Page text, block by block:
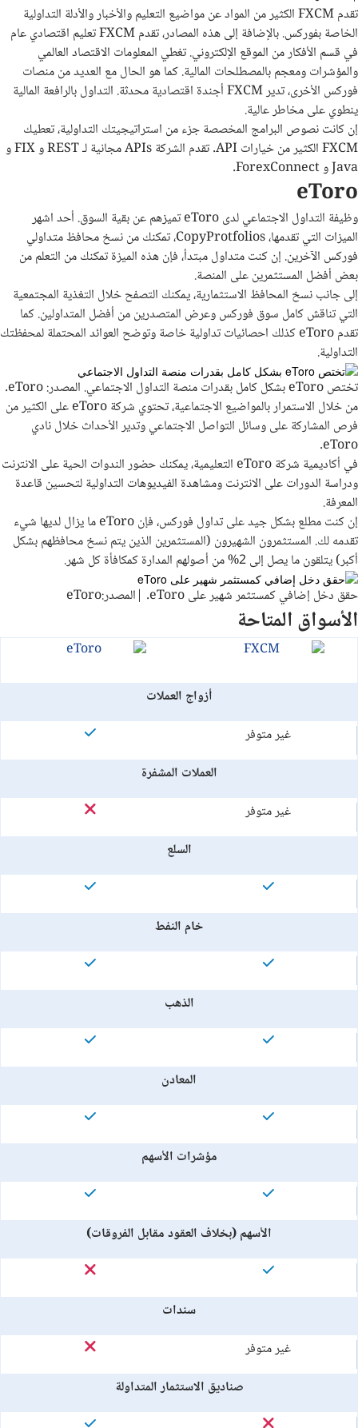
تقدم FXCM الكثير من المواد عن مواضيع التعليم والأخبار والأدلة التداولية
الخاصة بفوركس. بالإضافة إلى هذه المصادر، تقدم FXCM تعليم اقتصادي عام
في قسم الأفكار من الموقع الإلكتروني. تغطي المعلومات الاقتصاد العالمي
والمؤشرات ومعجم بالمصطلحات المالية. كما هو الحال مع العديد من منصات
فوركس الأخرى، تدير FXCM أجندة اقتصادية محدثة. التداول بالرافعة المالية
ينطوي على مخاطر عالية.
إن كانت نصوص البرامج المخصصة جزء من استراتيجيتك التداولية، تعطيك
FXCM الكثير من خيارات API. تقدم الشركة APIs مجانية لـ REST و FIX و
Java و ForexConnect.
eToro
وظيفة التداول الاجتماعي لدى eToro تميزهم عن بقية السوق. أحد اشهر
الميزات التي تقدمها، CopyProtfolios، تمكنك من نسخ محافظ متداولي
فوركس الآخرين. إن كنت متداول مبتدأ، فإن هذه الميزة تمكنك من التعلم من
بعض أفضل المستثمرين على المنصة.
إلى جانب نسخ المحافظ الاستثمارية، يمكنك التصفح خلال التغذية المجتمعية
التي تناقش كامل سوق فوركس وعرض المتصدرين من أفضل المتداولين. كما
تقدم eToro كذلك احصائيات تداولية خاصة وتوضح العوائد المحتملة لمحفظتك
التداولية.
تختص eToro بشكل كامل بقدرات منصة التداول الاجتماعي. المصدر: eToro.
من خلال الاستمرار بالمواضيع الاجتماعية، تحتوي شركة eToro على الكثير من
فرص المشاركة على وسائل التواصل الاجتماعي وتدير الأحداث خلال نادي
eToro.
في أكاديمية شركة eToro التعليمية، يمكنك حضور الندوات الحية على الانترنت
ودراسة الدورات على الانترنت ومشاهدة الفيديوهات التداولية لتحسين قاعدة
المعرفة.
إن كنت مطلع بشكل جيد على تداول فوركس، فإن eToro ما يزال لديها شيء
تقدمه لك. المستثمرون الشهيرون (المستثمرين الذين يتم نسخ محافظهم بشكل
أكبر) يتلقون ما يصل إلى 2% من أصولهم المدارة كمكافأة كل شهر.
حقق دخل إضافي كمستثمر شهير على eToro. |المصدر:eToro
الأسواق المتاحة
أزواج العملات
غير متوفر
العملات المشفرة
غير متوفر
السلع
خام النفط
الذهب
المعادن
مؤشرات الأسهم
الأسهم (بخلاف العقود مقابل الفروقات)
سندات
غير متوفر
صناديق الاستثمار المتداولة